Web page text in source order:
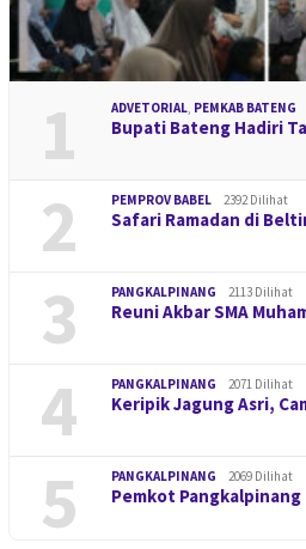
1 ADVETORIAL, PEMKAB BATENG
Bupati Bateng Hadiri
2 PEMPROV BABEL 2392 Dilihat
Safari Ramadan di
3 PANGKALPINANG 2113 Dilihat
Reuni Akbar SMA
4 PANGKALPINANG 2071 Dilihat
Keripik Jagung Asri,
5 PANGKALPINANG 2069 Dilihat
Pemkot